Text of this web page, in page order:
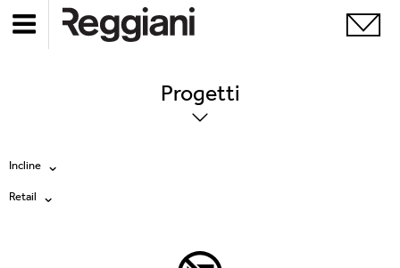
Progetti
Incline
Tutti i prodotti
Retail